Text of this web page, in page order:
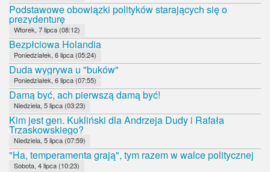
Podstawowe obowiązki polityków starających się o
prezydenturę
Wtorek, 7 lipca (08:12)
Bezpłciowa Holandia
Poniedziałek, 6 lipca (05:24)
Duda wygrywa u "buków"
Poniedziałek, 6 lipca (07:55)
Damą być, ach pierwszą damą być!
Niedziela, 5 lipca (03:23)
Kim jest gen. Kukliński dla Andrzeja Dudy i Rafała
Trzaskowskiego?
Niedziela, 5 lipca (07:59)
"Ha, temperamenta grają", tym razem w walce politycznej
Sobota, 4 lipca (10:23)